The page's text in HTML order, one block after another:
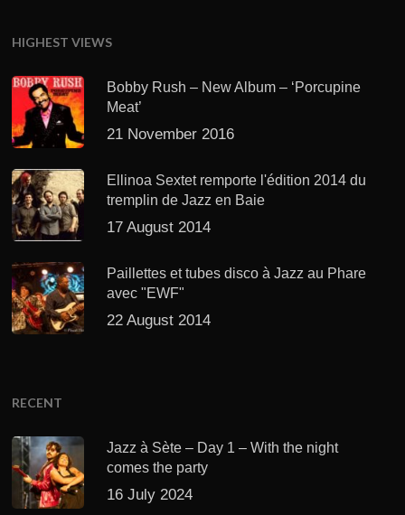
HIGHEST VIEWS
Bobby Rush – New Album – ‘Porcupine
Meat’
21 November 2016
Ellinoa Sextet remporte l'édition 2014 du
tremplin de Jazz en Baie
17 August 2014
Paillettes et tubes disco à Jazz au Phare
avec "EWF"
22 August 2014
RECENT
Jazz à Sète – Day 1 – With the night
comes the party
16 July 2024